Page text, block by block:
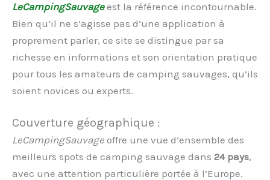
LeCampingSauvage est la référence incontournable.
Bien qu’il ne s’agisse pas d’une application à
proprement parler, ce site se distingue par sa
richesse en informations et son orientation pratique
pour tous les amateurs de camping sauvages, qu’ils
soient novices ou experts.
Couverture géographique :
LeCampingSauvage offre une vue d’ensemble des
meilleurs spots de camping sauvage dans 24 pays,
avec une attention particulière portée à l’Europe.